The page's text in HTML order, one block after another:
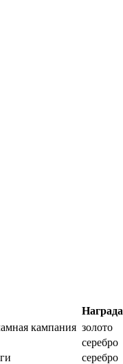
Награда
кампания золото
серебро
серебро